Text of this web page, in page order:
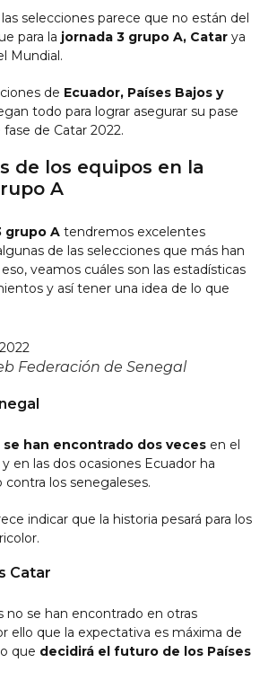
selecciones parece que no están del
para la jornada 3 grupo A, Catar ya
Mundial.
de Ecuador, Países Bajos y
todo para lograr asegurar su pase
de Catar 2022.
de los equipos en la
A
grupo A tendremos excelentes
de las selecciones que más han
veamos cuáles son las estadísticas
y así tener una idea de lo que
Federación de Senegal
han encontrado dos veces en el
en las dos ocasiones Ecuador ha
los senegaleses.
indicar que la historia pesará para los
Catar
no se han encontrado en otras
ello que la expectativa es máxima de
que decidirá el futuro de los Países